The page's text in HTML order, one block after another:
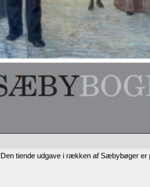
tiende udgave i rækken af Sæbybøger er